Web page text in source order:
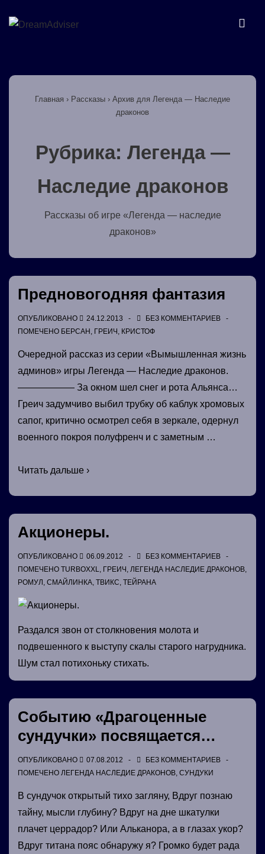
Перейти
содержимому
навигация
Главная › Рассказы › Архив для Легенда — Наследие
драконов
Рубрика: Легенда —
Наследие драконов
Рассказы об игре «Легенда — наследие
драконов»
Предновогодняя фантазия
ОПУБЛИКОВАНО 24.12.2013
БЕЗ КОММЕНТАРИЕВ
ПОМЕЧЕНО БЕРСАН , ГРЕИЧ , КРИСТОФ
Очередной рассказ из серии «Вымышленная жизнь
админов» игры Легенда — Наследие драконов.
—————— За окном шел снег и рота Альянса…
Греич задумчиво выбил трубку об каблук хромовых
сапог, критично осмотрел себя в зеркале, одернул
военного покроя полуфренч и с заметным …
Предновогодняя
Читать дальше ›
Акционеры.
ОПУБЛИКОВАНО 06.09.2012
БЕЗ КОММЕНТАРИЕВ
ПОМЕЧЕНО TURBOXXL, ГРЕИЧ , ЛЕГЕНДА НАСЛЕДИЕ ДРАКОНОВ,
РОМУЛ , СМАЙЛИНКА, ТВИКС, ТЕЙРАНА
Раздался звон от столкновения молота и
подвешенного к выступу скалы старого нагрудника.
Шум стал потихоньку стихать.
Событию «Драгоценные
сундучки» посвящается…
ОПУБЛИКОВАНО 07.08.2012
БЕЗ КОММЕНТАРИЕВ
ПОМЕЧЕНО ЛЕГЕНДА НАСЛЕДИЕ ДРАКОНОВ, СУНДУКИ
В сундучок открытый тихо загляну, Вдруг познаю
тайну, мысли глубину? Вдруг на дне шкатулки
плачет церрадор? Или Альканора, а в глазах укор?
Вдруг титана пояс обнаружу я? Громко будет рада